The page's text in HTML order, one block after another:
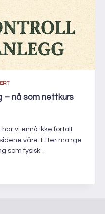
– nå som nettkurs
vi ennå ikke fortalt
våre. Etter mange
som fysisk…